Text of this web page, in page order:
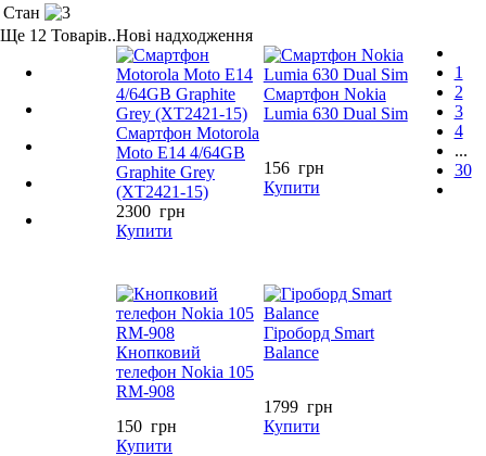
Стан
Ще 12 Товарів..
1
2
3
4
...
30
Нові надходження
Смартфон Motorola
Moto E14 4/64GB
Graphite Grey
(XT2421-15)
2300 грн
Купити
Смартфон Nokia
Lumia 630 Dual Sim
156 грн
Купити
Кнопковий
телефон Nokia 105
RM-908
150 грн
Купити
Гіроборд Smart
Balance
1799 грн
Купити